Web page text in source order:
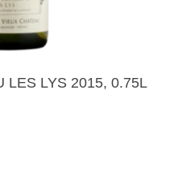
Кошничка
LES LYS 2015, 0.75L